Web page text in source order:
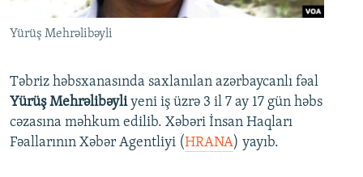
Yürüş Mehrəlibəyli
Təbriz həbsxanasında saxlanılan azərbaycanlı fəal
Yürüş Mehrəlibəyliyeni iş üzrə 3 il 7 ay 17 gün həbs
cəzasına məhkum edilib. Xəbəri İnsan Haqları
Fəallarının Xəbər Agentliyi (HRANA) yayıb.